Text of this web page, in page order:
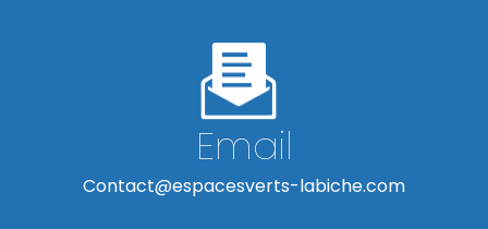
Email
contact@espacesverts-labiche.com